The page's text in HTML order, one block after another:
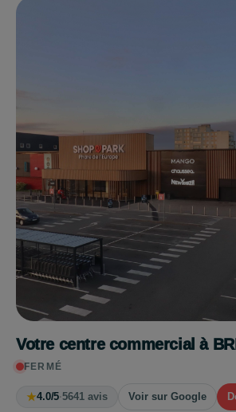
Votre centre commercial à
FERMÉ
★4.0/5·5641 avis Voir sur Google